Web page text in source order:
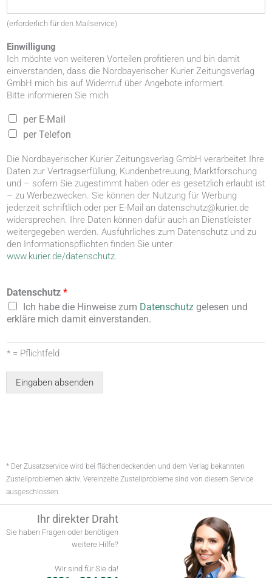
(erforderlich für den Mailservice)
Einwilligung
Ich möchte von weiteren Vorteilen profitieren und bin damit
einverstanden, dass die Nordbayerischer Kurier Zeitungsverlag
GmbH mich bis auf Widerrruf über Angebote informiert.
Bitte informieren Sie mich
W
e
b
e
e
n
w
i
l
l
u
n
g
per E-Mail
per Telefon
Die Nordbayerischer Kurier Zeitungsverlag GmbH verarbeitet Ihre
Daten zur Vertragserfüllung, Kundenbetreuung, Marktforschung
und – sofern Sie zugestimmt haben oder es gesetzlich erlaubt ist
– zu Werbezwecken. Sie können der Nutzung für Werbung
jederzeit schriftlich oder per E-Mail an datenschutz@kurier.de
widersprechen. Ihre Daten können dafür auch an Dienstleister
weitergegeben werden. Ausführliches zum Datenschutz und zu
den Informationspflichten finden Sie unter
www.kurier.de/datenschutz.
Datenschutz *
Ich habe die Hinweise zum Datenschutz gelesen und
erkläre mich damit einverstanden.
* = Pflichtfeld
Eingaben absenden
* Der Zusatzservice wird bei flächendeckenden und dem Verlag bekannten
Zustellproblemen aktiv. Vereinzelte Zustellprobleme sind von diesem Service
ausgeschlossen.
Ihr direkter Draht
Sie haben Fragen oder benötigen
weitere Hilfe?
Wir sind für Sie da!